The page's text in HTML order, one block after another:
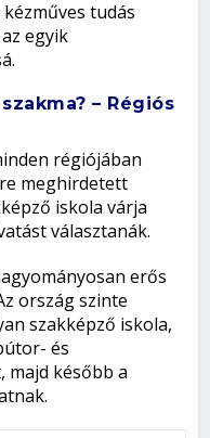
tudás
egyik
– Régiós
régiójában
meghirdetett
iskola várja
választanák.
erős
ország szinte
szakképző iskola,
és
majd később a